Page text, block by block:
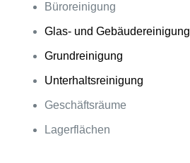
Büroreinigung
Glas- und Gebäudereinigung
Grundreinigung
Unterhaltsreinigung
Geschäftsräume
Lagerflächen